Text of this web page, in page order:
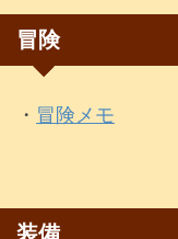
冒険
・ 冒険メモ
装備